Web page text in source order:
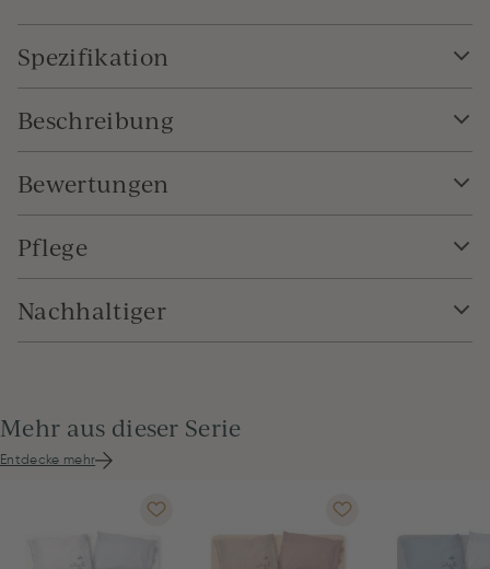
Spezifikation
Beschreibung
Bewertungen
Pflege
Nachhaltiger
Mehr aus dieser Serie
Entdecke mehr